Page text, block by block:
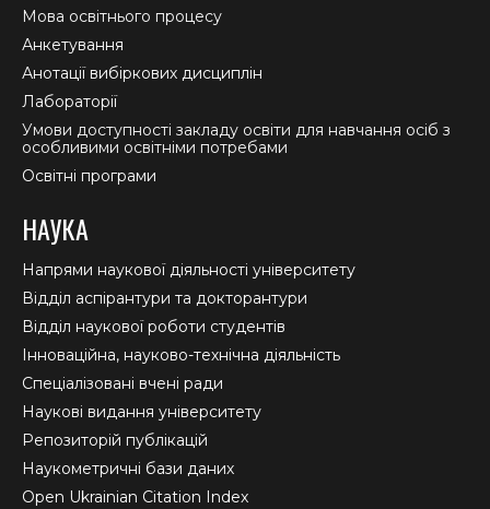
Мова освітнього процесу
Анкетування
Анотації вибіркових дисциплін
Лабораторії
Умови доступності закладу освіти для навчання осіб з
особливими освітніми потребами
Освітні програми
НАУКА
Напрями наукової діяльності університету
Відділ аспірантури та докторантури
Відділ наукової роботи студентів
Інноваційна, науково-технічна діяльність
Спеціалізовані вчені ради
Наукові видання університету
Репозиторій публікацій
Наукометричні бази даних
Open Ukrainian Citation Index